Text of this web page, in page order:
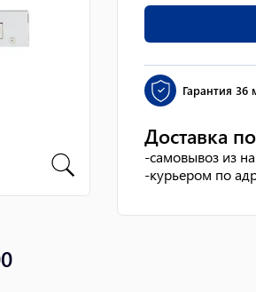
Гарантия 36
Доставка
-самовывоз из
-курьером по